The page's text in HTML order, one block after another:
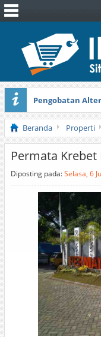
Pengobatan
Pita Cantik Pesona
Beranda Properti
Permata Krebet
Diposting pada:Selasa, 6